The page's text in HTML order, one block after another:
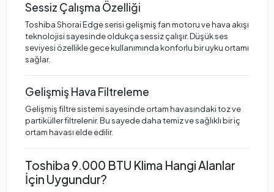
Sessiz Çalışma Özelliği
Toshiba Shorai Edge serisi gelişmiş fan motoru ve hava akışı
teknolojisi sayesinde oldukça sessiz çalışır. Düşük ses
seviyesi özellikle gece kullanımında konforlu bir uyku ortamı
sağlar.
Gelişmiş Hava Filtreleme
Gelişmiş filtre sistemi sayesinde ortam havasındaki toz ve
partiküller filtrelenir. Bu sayede daha temiz ve sağlıklı bir iç
ortam havası elde edilir.
Toshiba 9.000 BTU Klima Hangi Alanlar
İçin Uygundur?